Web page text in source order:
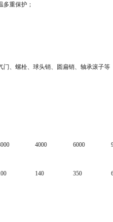
重保护；
、螺栓、球头销、圆扁销、轴承滚子等
4000 6000
140 350